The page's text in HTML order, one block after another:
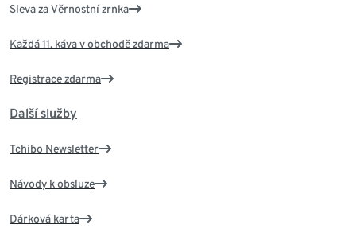
Sleva za Věrnostní zrnka
Každá 11. káva v obchodě zdarma
Registrace zdarma
Další služby
Tchibo Newsletter
Návody k obsluze
Dárková karta